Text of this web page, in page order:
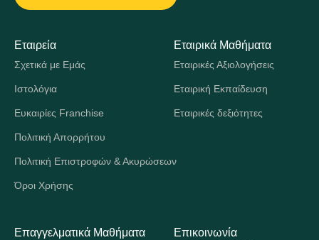
Εταιρεία
Σχετικά με Εμάς
Ιστολόγια
Ευκαιρίες Franchise
Πολιτική Απορρήτου
Πολιτική Επιστροφών & Ακυρώσεων
Όροι Χρήσης
Εταιρικά Μαθήματα
Εταιρικές Αξιολογήσεις
Εταιρική Εκπαίδευση
Εταιρικές δεξιότητες
Επαγγελματικά Μαθήματα Επικοινωνία